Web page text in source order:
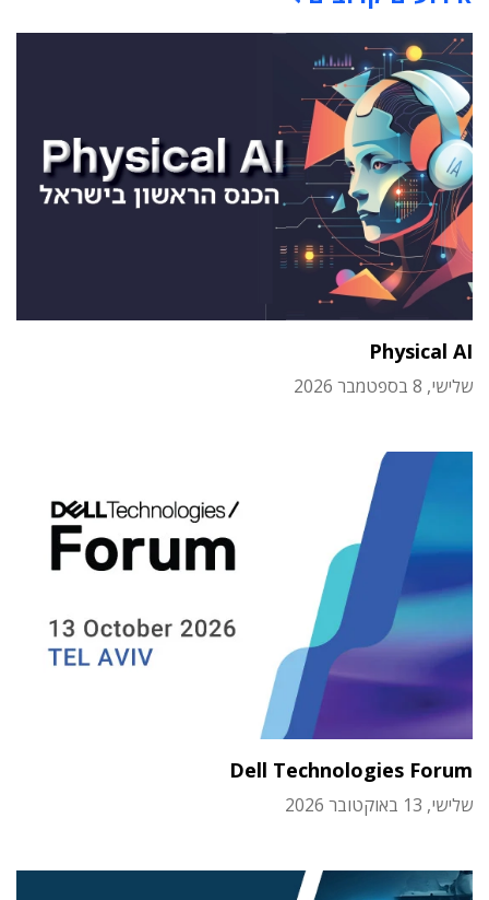
Physical AI
שלישי, 8 בספטמבר 2026
Dell Technologies Forum
שלישי, 13 באוקטובר 2026